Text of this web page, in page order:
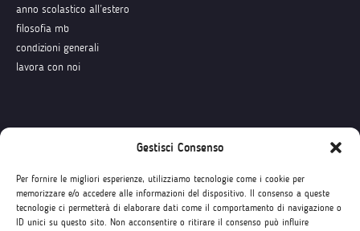
Gestisci Consenso
Per fornire le migliori esperienze, utilizziamo tecnologie come i cookie per
memorizzare e/o accedere alle informazioni del dispositivo. Il consenso a queste
tecnologie ci permetterà di elaborare dati come il comportamento di navigazione o
ID unici su questo sito. Non acconsentire o ritirare il consenso può influire
anno scolastico all’estero
filosofia mb
condizioni generali
lavora con noi